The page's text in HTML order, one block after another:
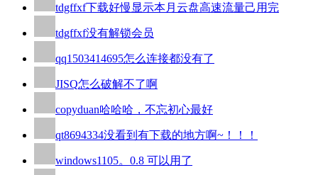
tdgffxf下载好慢显示本月云盘高速流量己用完
tdgffxf没有解锁会员
qq1503414695怎么连接都没有了
JISQ怎么破解不了啊
copyduan哈哈哈，不忘初心最好
qt8694334没看到有下载的地方啊~！！！
windows1105。0.8 可以用了